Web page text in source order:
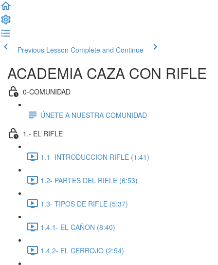
Previous Lesson Complete and Continue
ACADEMIA CAZA CON RIFLE
0-COMUNIDAD
ÚNETE A NUESTRA COMUNIDAD
1.- EL RIFLE
1.1- INTRODUCCION RIFLE (1:41)
1.2- PARTES DEL RIFLE (6:53)
1.3- TIPOS DE RIFLE (5:37)
1.4.1- EL CAÑON (8:40)
1.4.2- EL CERROJO (2:54)